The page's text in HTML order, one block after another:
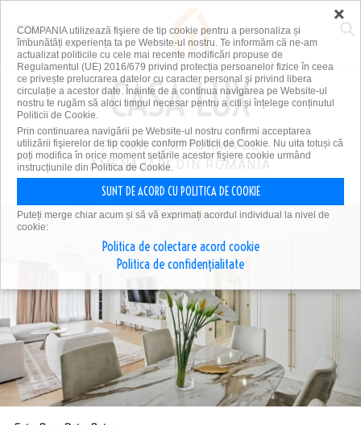
PRIMA PLATFORMĂ DE
AMENAJĂRI DIN ROMÂNIA
×
COMPANIA utilizează fişiere de tip cookie pentru a personaliza și
îmbunătăți experiența ta pe Website-ul nostru. Te informăm că ne-am
actualizat politicile cu cele mai recente modificări propuse de
Regulamentul (UE) 2016/679 privind protecția persoanelor fizice în ceea
ce privește prelucrarea datelor cu caracter personal și privind libera
circulație a acestor date. Înainte de a continua navigarea pe Website-ul
nostru te rugăm să aloci timpul necesar pentru a citi și înțelege conținutul
Politicii de Cookie.
Prin continuarea navigării pe Website-ul nostru confirmi acceptarea
utilizării fişierelor de tip cookie conform Politicii de Cookie. Nu uita totuși că
poți modifica în orice moment setările acestor fişiere cookie urmând
instrucțiunile din Politica de Cookie.
SUNT DE ACORD CU POLITICA DE COOKIE
Puteți merge chiar acum și să vă exprimați acordul individual la nivel de
cookie:
Politica de colectare acord cookie
Politica de confidențialitate